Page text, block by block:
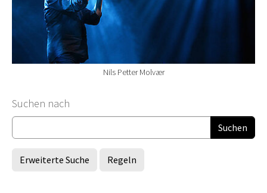
Nils Petter Molvær
Suchformular
Suchen nach
Erweiterte Suche Regeln